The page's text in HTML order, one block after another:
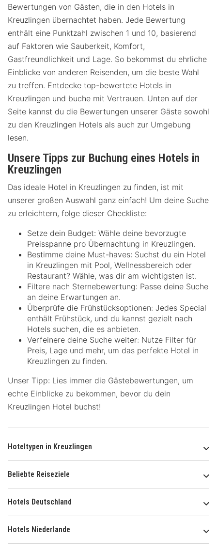
Bewertungen von Gästen, die in den Hotels in
Kreuzlingen übernachtet haben. Jede Bewertung
enthält eine Punktzahl zwischen 1 und 10, basierend
auf Faktoren wie Sauberkeit, Komfort,
Gastfreundlichkeit und Lage. So bekommst du ehrliche
Einblicke von anderen Reisenden, um die beste Wahl
zu treffen. Entdecke top-bewertete Hotels in
Kreuzlingen und buche mit Vertrauen. Unten auf der
Seite kannst du die Bewertungen unserer Gäste sowohl
zu den Kreuzlingen Hotels als auch zur Umgebung
lesen.
Unsere Tipps zur Buchung eines Hotels in
Kreuzlingen
Das ideale Hotel in Kreuzlingen zu finden, ist mit
unserer großen Auswahl ganz einfach! Um deine Suche
zu erleichtern, folge dieser Checkliste:
Setze dein Budget: Wähle deine bevorzugte
Preisspanne pro Übernachtung in Kreuzlingen.
Bestimme deine Must-haves: Suchst du ein Hotel
in Kreuzlingen mit Pool, Wellnessbereich oder
Restaurant? Wähle, was dir am wichtigsten ist.
Filtere nach Sternebewertung: Passe deine Suche
an deine Erwartungen an.
Überprüfe die Frühstücksoptionen: Jedes Special
enthält Frühstück, und du kannst gezielt nach
Hotels suchen, die es anbieten.
Verfeinere deine Suche weiter: Nutze Filter für
Preis, Lage und mehr, um das perfekte Hotel in
Kreuzlingen zu finden.
Unser Tipp: Lies immer die Gästebewertungen, um
echte Einblicke zu bekommen, bevor du dein
Kreuzlingen Hotel buchst!
Hoteltypen in Kreuzlingen
Beliebte Reiseziele
Hotels Deutschland
Hotels Niederlande